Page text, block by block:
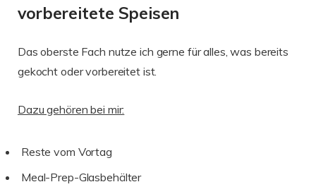
vorbereitete Speisen
Das oberste Fach nutze ich gerne für alles, was bereits
gekocht oder vorbereitet ist.
Dazu gehören bei mir:
Reste vom Vortag
Meal-Prep-Glasbehälter